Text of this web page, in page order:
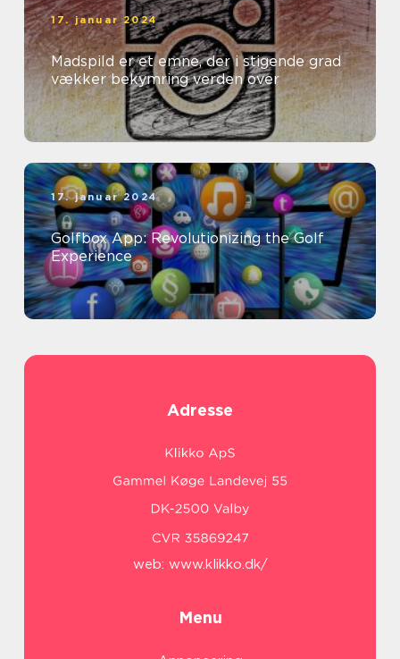
17. januar 2024
Madspild er et emne, der i stigende grad
vækker bekymring verden over
17. januar 2024
Golfbox App: Revolutionizing the Golf
Experience
Adresse
web: www.klikko.dk/
Menu